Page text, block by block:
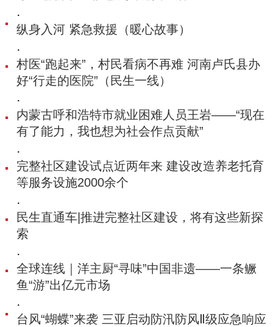
·
纵身入河 紧急救援（暖心故事）
·
村医“跑起来”，村民看病不再难 河南卢氏县办
好“行走的医院”（民生一线）
·
内蒙古呼和浩特市就业困难人员王岩——“现在
有了能力，我也想为社会作点贡献”
·
完整社区建设试点近两年来 建设改造养老托育
等服务设施2000余个
·
民生直通车|推进完整社区建设，将有这些新探
索
·
全球连线｜洋主厨“寻味”中国非遗——一条鳜
鱼“游”出亿元市场
·
台风“蝴蝶”来袭 三亚启动防汛防风Ⅱ级应急响应